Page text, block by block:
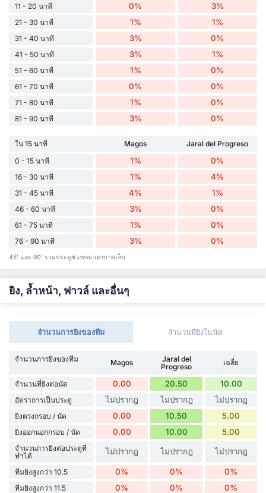
11 - 20 นาที 0% 3%
21 - 30 นาที 1% 1%
31 - 40 นาที 3% 0%
41 - 50 นาที 3% 1%
51 - 60 นาที 1% 0%
61 - 70 นาที 0% 0%
71 - 80 นาที 1% 0%
81 - 90 นาที 3% 0%
ใน 15 นาที Magos
Jaral del Progreso
0 - 15 นาที
1% 0%
16 - 30 นาที 1% 4%
31 - 45 นาที 4% 1%
46 - 60 นาที 3% 0%
61 - 75 นาที 1% 0%
76 - 90 นาที 3% 0%
45' และ 90' รวมประตูช่วงทดเวลาบาดเจ็บ
ยิง, ล้ำหน้า, ฟาวล์ และอื่นๆ
จำนวนการยิงของทีม จำนวนที่ยิงในนัด
จำนวนการยิงของทีม Magos
Jaral del
Progreso
เฉลี่ย
จำนวนที่ยิงต่อนัด 0.00 20.50 10.00
อัตราการเป็นประตู ไม่ปรากฎ ไม่ปรากฎ ไม่ปรากฎ
ยิงตรงกรอบ / นัด 0.00 10.50 5.00
ยิงออกนอกกรอบ / นัด 0.00 10.00 5.00
จำนวนการยิงต่อประตูที่
ทำได้
ไม่ปรากฎ ไม่ปรากฎ ไม่ปรากฎ
ทีมยิงสูงกว่า 10.5 0% 0% 0%
ทีมยิงสูงกว่า 11.5 0% 0% 0%